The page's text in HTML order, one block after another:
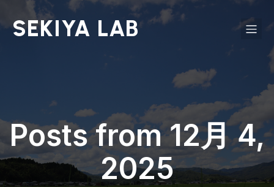
SEKIYA LAB
Posts from 12月 4,
2025